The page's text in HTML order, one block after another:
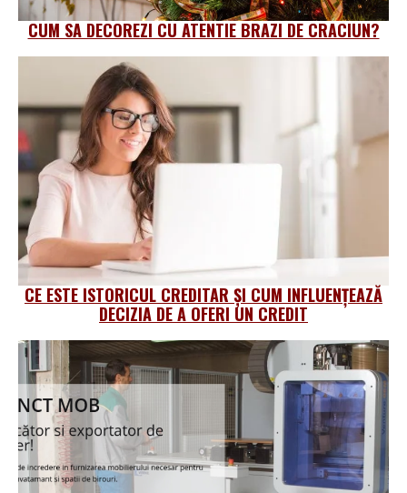
CUM SA DECOREZI CU ATENTIE BRAZI DE CRACIUN?
CE ESTE ISTORICUL CREDITAR ȘI CUM INFLUENȚEAZĂ
DECIZIA DE A OFERI UN CREDIT